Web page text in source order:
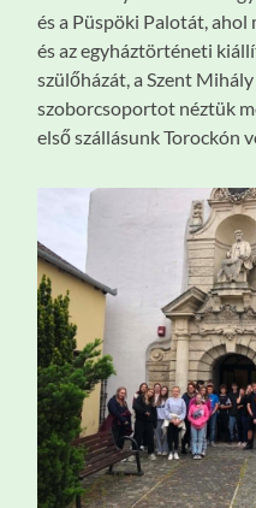
és a Püspöki Palotát,
és az egyháztörténeti
szülőházát, a Szent
szoborcsoportot néztük
első szállásunk Torockón